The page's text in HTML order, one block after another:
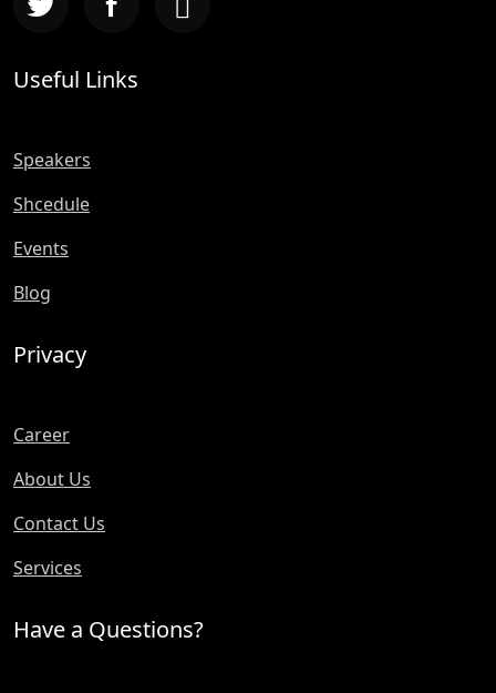
Useful Links
Speakers
Shcedule
Events
Blog
Privacy
Career
About Us
Contact Us
Services
Have a Questions?